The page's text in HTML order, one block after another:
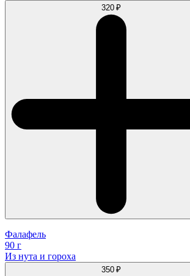
320 ₽
Фалафель
90 г
Из нута и гороха
350 ₽